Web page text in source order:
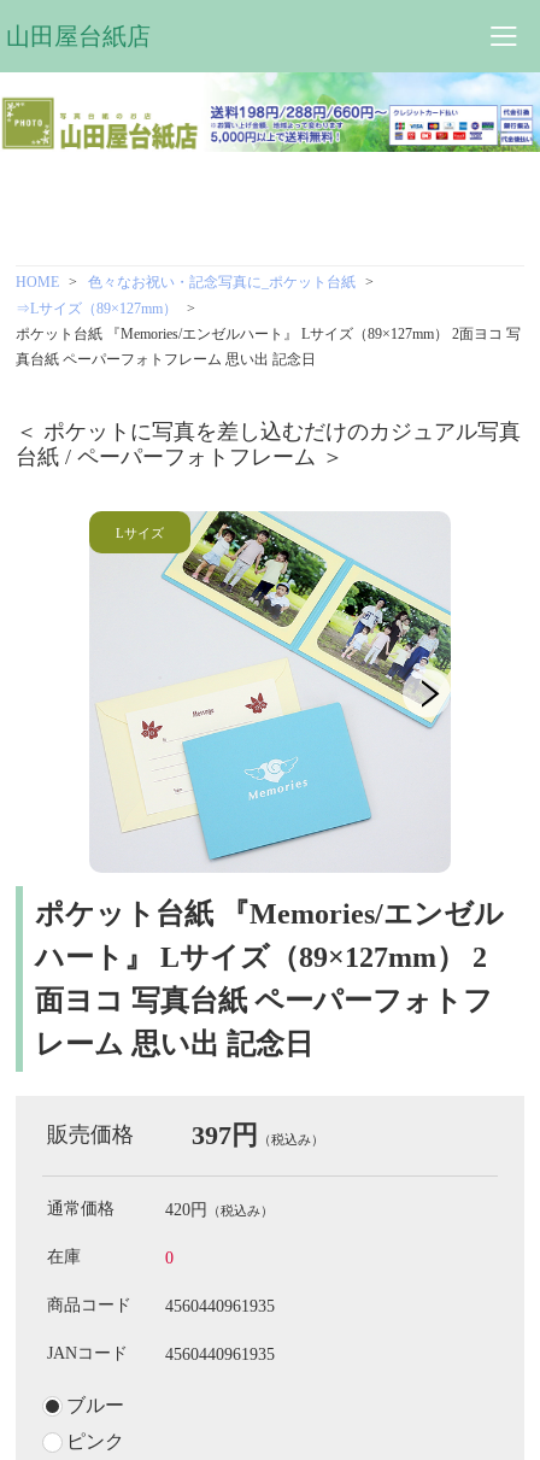
山田屋台紙店
HOME
色々なお祝い・記念写真に_ポケット台紙
⇒Lサイズ（89×127mm）
ポケット台紙 『Memories/エンゼルハート』 Lサイズ（89×127mm） 2面ヨコ 写
真台紙 ペーパーフォトフレーム 思い出 記念日
＜ ポケットに写真を差し込むだけのカジュアル写真
台紙 / ペーパーフォトフレーム ＞
ポケット台紙 『Memories/エンゼル
ハート』 Lサイズ（89×127mm） 2
面ヨコ 写真台紙 ペーパーフォトフ
レーム 思い出 記念日
販売価格 397円 （税込み）
通常価格 420円 （税込み）
在庫 0
商品コード 4560440961935
JANコード 4560440961935
ブルー
ピンク